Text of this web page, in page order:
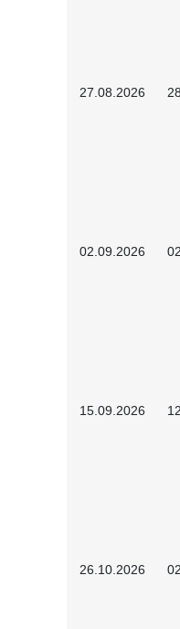
27.08.2026
02.09.2026
15.09.2026
26.10.2026